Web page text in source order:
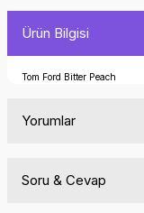
Ürün Bilgisi
Tom Ford Bitter Peach
Yorumlar
Soru & Cevap